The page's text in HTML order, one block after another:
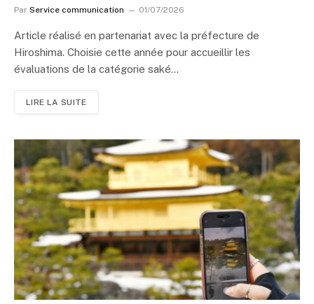
Par Service communication 01/07/2026
Article réalisé en partenariat avec la préfecture de
Hiroshima. Choisie cette année pour accueillir les
évaluations de la catégorie saké…
LIRE LA SUITE